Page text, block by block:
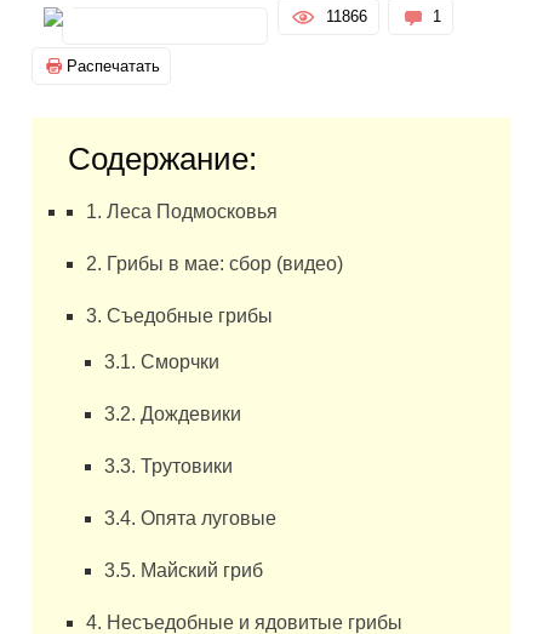
11866 1
Распечатать
Содержание:
1. Леса Подмосковья
2. Грибы в мае: сбор (видео)
3. Съедобные грибы
3.1. Сморчки
3.2. Дождевики
3.3. Трутовики
3.4. Опята луговые
3.5. Майский гриб
4. Несъедобные и ядовитые грибы